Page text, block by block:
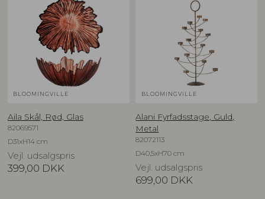
BLOOMINGVILLE
Aila Skål, Rød, Glas
82069571
D31xH14 cm
Vejl. udsalgspris
399,00 DKK
BLOOMINGVILLE
Alani Fyrfadsstage, Guld,
Metal
82072113
D40,5xH70 cm
Vejl. udsalgspris
699,00 DKK